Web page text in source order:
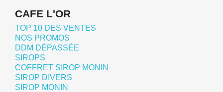
CAFE L'OR
TOP 10 DES VENTES
NOS PROMOS
DDM DÉPASSÉE
SIROPS
COFFRET SIROP MONIN
SIROP DIVERS
SIROP MONIN